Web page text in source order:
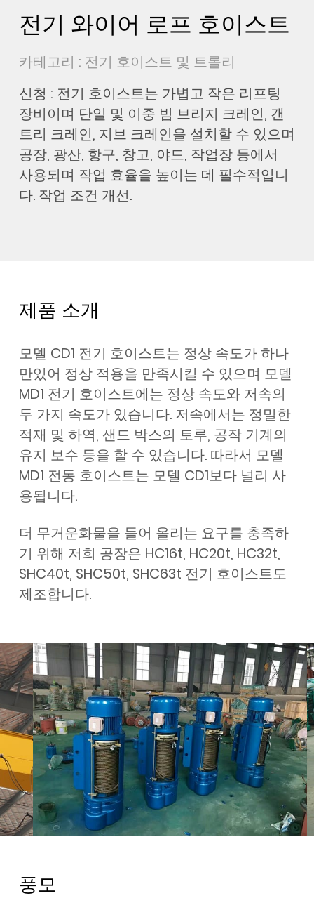
전기 와이어 로프 호이스트
카테고리 : 전기 호이스트 및 트롤리
신청 : 전기 호이스트는 가볍고 작은 리프팅
장비이며 단일 및 이중 빔 브리지 크레인, 갠
트리 크레인, 지브 크레인을 설치할 수 있으며
공장, 광산, 항구, 창고, 야드, 작업장 등에서
사용되며 작업 효율을 높이는 데 필수적입니
다. 작업 조건 개선.
제품 소개
모델 CD1 전기 호이스트는 정상 속도가 하나
만있어 정상 적용을 만족시킬 수 있으며 모델
MD1 전기 호이스트에는 정상 속도와 저속의
두 가지 속도가 있습니다. 저속에서는 정밀한
적재 및 하역, 샌드 박스의 토루, 공작 기계의
유지 보수 등을 할 수 있습니다. 따라서 모델
MD1 전동 호이스트는 모델 CD1보다 널리 사
용됩니다.
더 무거운화물을 들어 올리는 요구를 충족하
기 위해 저희 공장은 HC16t, HC20t, HC32t,
SHC40t, SHC50t, SHC63t 전기 호이스트도
제조합니다.
풍모